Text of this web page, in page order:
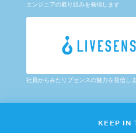
エンジニアの取り組みを発信します
社員からみたリブセンスの魅力を発信し
KEEP IN